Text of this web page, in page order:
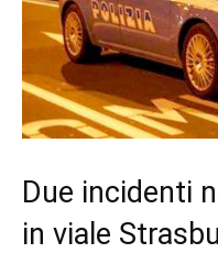
Due incidenti
in viale